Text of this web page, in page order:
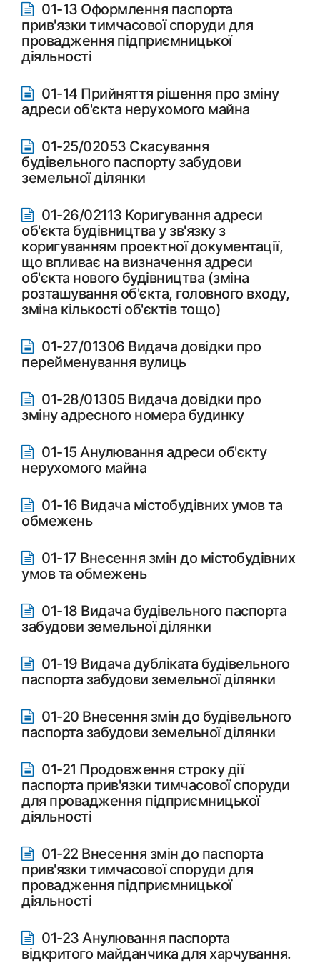
01-13 Оформлення паспорта
прив'язки тимчасової споруди для
провадження підприємницької
діяльності
01-14 Прийняття рішення про зміну
адреси об'єкта нерухомого майна
01-25/02053 Скасування
будівельного паспорту забудови
земельної ділянки
01-26/02113 Коригування адреси
об'єкта будівництва у зв'язку з
коригуванням проектної документації,
що впливає на визначення адреси
об'єкта нового будівництва (зміна
розташування об'єкта, головного входу,
зміна кількості об'єктів тощо)
01-27/01306 Видача довідки про
перейменування вулиць
01-28/01305 Видача довідки про
зміну адресного номера будинку
01-15 Анулювання адреси об'єкту
нерухомого майна
01-16 Видача містобудівних умов та
обмежень
01-17 Внесення змін до містобудівних
умов та обмежень
01-18 Видача будівельного паспорта
забудови земельної ділянки
01-19 Видача дубліката будівельного
паспорта забудови земельної ділянки
01-20 Внесення змін до будівельного
паспорта забудови земельної ділянки
01-21 Продовження строку дії
паспорта прив'язки тимчасової споруди
для провадження підприємницької
діяльності
01-22 Внесення змін до паспорта
прив'язки тимчасової споруди для
провадження підприємницької
діяльності
01-23 Анулювання паспорта
відкритого майданчика для харчування.